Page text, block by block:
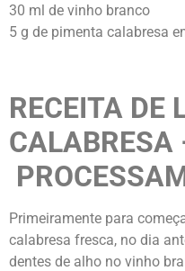
30 ml de vinho branco
5 g de pimenta calabresa
RECEITA DE
CALABRESA
Primeiramente para
calabresa fresca, no dia
dentes de alho no vinho